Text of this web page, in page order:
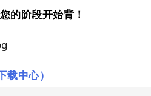
的阶段开始背！
载中心）